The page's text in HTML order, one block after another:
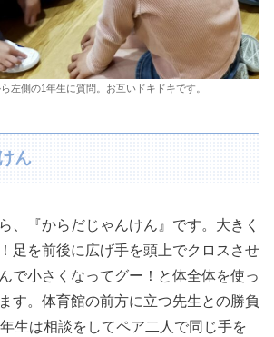
左側の1年生に質問。お互いドキドキです。
ん
、『からだじゃんけん』です。大きく
足を前後に広げ手を頭上でクロスさせ
で小さくなってグー！と体全体を使っ
す。体育館の前方に立つ先生との勝負
生は相談をしてペア二人で同じ手を